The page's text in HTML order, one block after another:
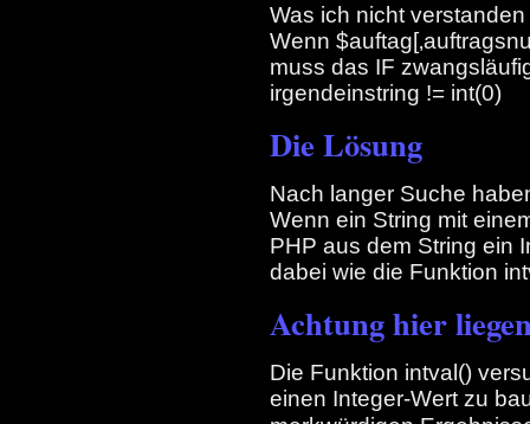
Was ich nicht
Wenn
muss das IF
irgendeinstring != int(0)
Die Lösung
Nach langer Suche
Wenn ein String mit
PHP aus dem String ein
dabei wie die Funktion
Achtung hier
Die Funktion intval()
einen Integer-Wert zu